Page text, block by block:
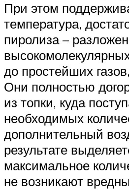
При этом
температура,
пиролиза –
до простейших
Они полностью
из топки, куда
необходимых
дополнительный
результате
максимальное
не возникают